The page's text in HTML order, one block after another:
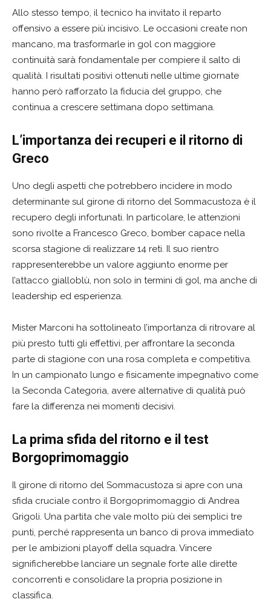
Allo stesso tempo, il tecnico ha invitato il reparto
offensivo a essere più incisivo. Le occasioni create non
mancano, ma trasformarle in gol con maggiore
continuità sarà fondamentale per compiere il salto di
qualità. I risultati positivi ottenuti nelle ultime giornate
hanno però rafforzato la fiducia del gruppo, che
continua a crescere settimana dopo settimana.
L’importanza dei recuperi e il ritorno di
Greco
Uno degli aspetti che potrebbero incidere in modo
determinante sul girone di ritorno del Sommacustoza è il
recupero degli infortunati. In particolare, le attenzioni
sono rivolte a Francesco Greco, bomber capace nella
scorsa stagione di realizzare 14 reti. Il suo rientro
rappresenterebbe un valore aggiunto enorme per
l’attacco gialloblù, non solo in termini di gol, ma anche di
leadership ed esperienza.
Mister Marconi ha sottolineato l’importanza di ritrovare al
più presto tutti gli effettivi, per affrontare la seconda
parte di stagione con una rosa completa e competitiva.
In un campionato lungo e fisicamente impegnativo come
la Seconda Categoria, avere alternative di qualità può
fare la differenza nei momenti decisivi.
La prima sfida del ritorno e il test
Borgoprimomaggio
Il girone di ritorno del Sommacustoza si apre con una
sfida cruciale contro il Borgoprimomaggio di Andrea
Grigoli. Una partita che vale molto più dei semplici tre
punti, perché rappresenta un banco di prova immediato
per le ambizioni playoff della squadra. Vincere
significherebbe lanciare un segnale forte alle dirette
concorrenti e consolidare la propria posizione in
classifica.